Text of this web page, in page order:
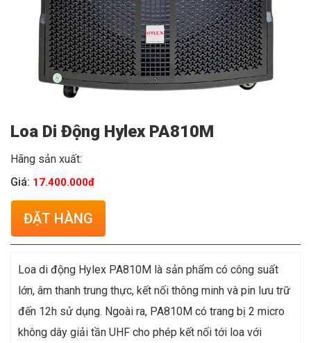
Loa Di Động Hylex PA810M
Hãng sản xuất:
Giá: 17.400.000đ
ĐẶT HÀNG
Loa di động Hylex PA810M là sản phẩm có công suất
lớn, âm thanh trung thực, kết nối thông minh và pin lưu trữ
đến 12h sử dụng. Ngoài ra, PA810M có trang bị 2 micro
không dây giải tần UHF cho phép kết nối tới loa với